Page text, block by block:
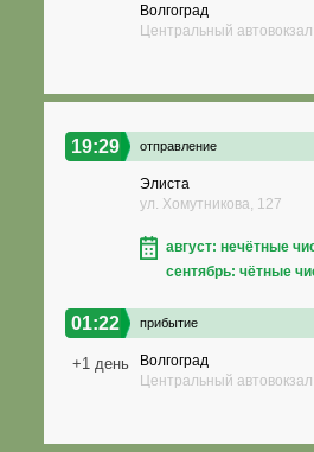
Волгоград
Центральный
19:29 отправление
Элиста
ул. Хомутникова, 127
август: нечётные
сентябрь: чётные
01:22 прибытие
+1 день
Волгоград
Центральный